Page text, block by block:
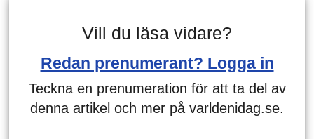
Vill du läsa vidare?
Redan prenumerant? Logga in
Teckna en prenumeration för att ta del av
denna artikel och mer på varldenidag.se.